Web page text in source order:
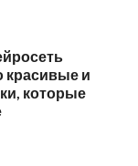
красивые и
которые